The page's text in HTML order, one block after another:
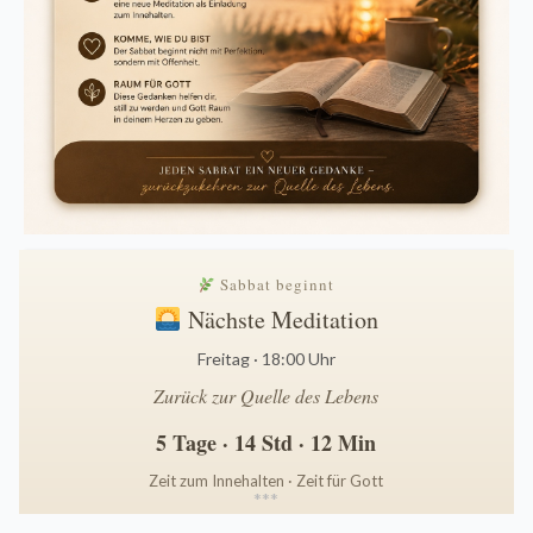
Sabbat beginnt
Nächste Meditation
Freitag · 18:00 Uhr
Zurück zur Quelle des Lebens
5 Tage · 14 Std · 12 Min
Zeit zum Innehalten · Zeit für Gott
***